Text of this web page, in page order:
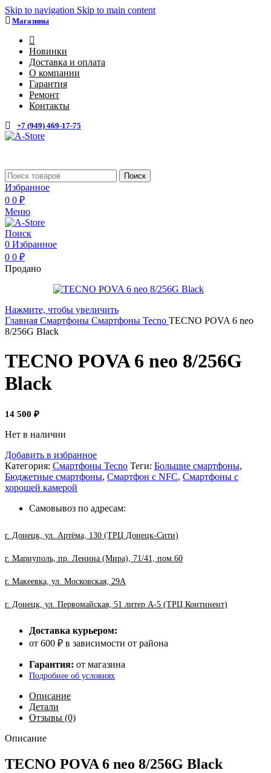
Skip to navigation Skip to main content
Магазины
Новинки
Доставка и оплата
О компании
Гарантия
Ремонт
Контакты
+7 (949) 469-17-75
Поиск
Избранное
0 0 ₽
Меню
Поиск
0 Избранное
0 0 ₽
Продано
Нажмите, чтобы увеличить
Главная Смартфоны Смартфоны Tecno TECNO POVA 6 neo
8/256G Black
TECNO POVA 6 neo 8/256G
Black
14 500 ₽
Нет в наличии
Добавить в избранное
Категория: Смартфоны Tecno Теги: Большие смартфоны,
Бюджетные смартфоны, Смартфон с NFC, Смартфоны с
хорошей камерой
Самовывоз по адресам:
г. Донецк, ул. Артёма, 130 (ТРЦ Донецк-Сити)
г. Мариуполь, пр. Ленина (Мира), 71/41, пом.60
г. Макеевка, ул. Московская, 29А
г. Донецк, ул. Первомайская, 51 литер А-5 (ТРЦ Континент)
Доставка курьером:
от 600 ₽ в зависимости от района
Гарантия: от магазина
Подробнее об условиях
Описание
Детали
Отзывы (0)
Описание
TECNO POVA 6 neo 8/256G Black